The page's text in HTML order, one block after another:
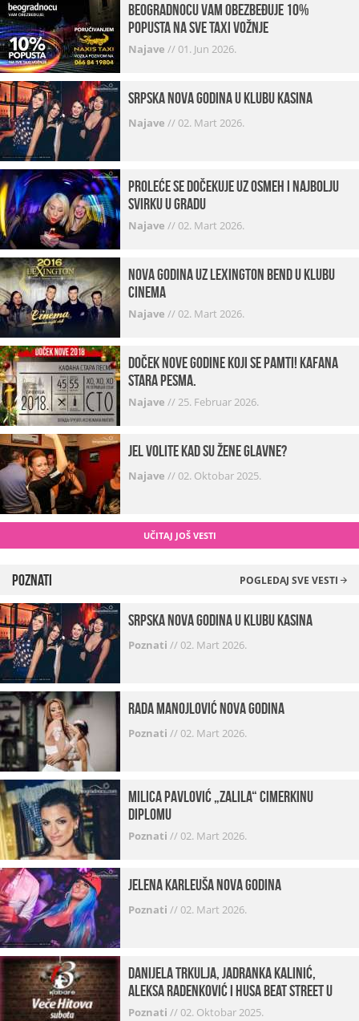
beogradnocu vam obezbeđuje 10%
popusta na sve taxi vožnje
Najave //01. Jun 2026.
Srpska Nova godina u klubu Kasina
Najave //02. Mart 2026.
Proleće se dočekuje uz osmeh i najbolju
svirku u gradu
Najave //02. Mart 2026.
Nova godina uz Lexington bend u klubu
Cinema
Najave //02. Mart 2026.
Doček Nove godine koji se pamti! Kafana
Stara pesma.
Najave //25. Februar 2026.
Jel volite kad su žene glavne?
Najave //02. Oktobar 2025.
UČITAJ JOŠ VESTI
Poznati POGLEDAJ SVE VESTI
Srpska Nova godina u klubu Kasina
Poznati //02. Mart 2026.
Rada Manojlović Nova godina
Poznati //02. Mart 2026.
Milica Pavlović „zalila“ cimerkinu
diplomu
Poznati //02. Mart 2026.
Jelena Karleuša Nova godina
Poznati //02. Mart 2026.
Danijela Trkulja, Jadranka Kalinić,
Aleksa Radenković i Husa Beat Street u
Kabareu 13
Poznati //02. Oktobar 2025.